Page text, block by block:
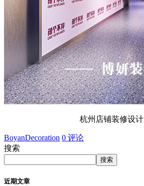
杭州店铺装修设计
BoyanDecoration 0 评论
搜索
搜索
近期文章